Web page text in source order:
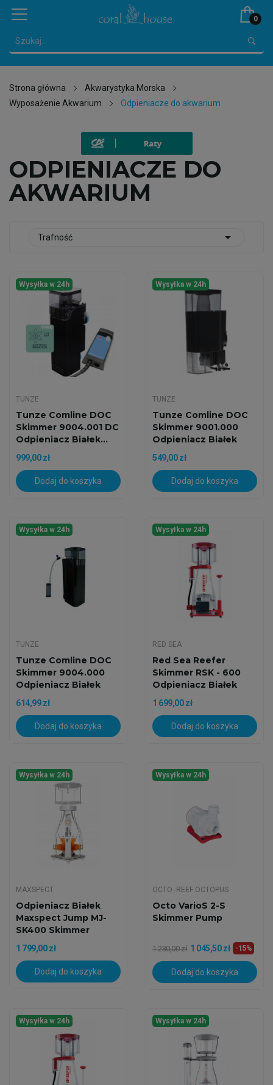
0
Strona główna
Akwarystyka Morska
Wyposażenie Akwarium
Odpieniacze do akwarium
ODPIENIACZE DO
AKWARIUM
Trafność 
Wysyłka w 24h
TUNZE
Tunze Comline DOC
Skimmer 9004.001 DC
Odpieniacz Białek...
999,00 zł
Dodaj do koszyka
Wysyłka w 24h
TUNZE
Tunze Comline DOC
Skimmer 9001.000
Odpieniacz Białek
Do...
549,00 zł
Dodaj do koszyka
Wysyłka w 24h
TUNZE
Tunze Comline DOC
Skimmer 9004.000
Odpieniacz Białek
Do...
614,99 zł
Dodaj do koszyka
Wysyłka w 24h
RED SEA
Red Sea Reefer
Skimmer RSK - 600
Odpieniacz Białek
1 699,00 zł
Dodaj do koszyka
Wysyłka w 24h
MAXSPECT
Odpieniacz Białek
Maxspect Jump MJ-
SK400 Skimmer
1 799,00 zł
Dodaj do koszyka
Wysyłka w 24h
OCTO -REEF OCTOPUS
Octo VarioS 2-S
Skimmer Pump
1 230,00 zł 1 045,50 zł -15%
Dodaj do koszyka
Wysyłka w 24h Wysyłka w 24h